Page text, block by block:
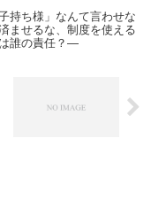
持ち様」なんて言わせな
ませるな、制度を使える
誰の責任？―